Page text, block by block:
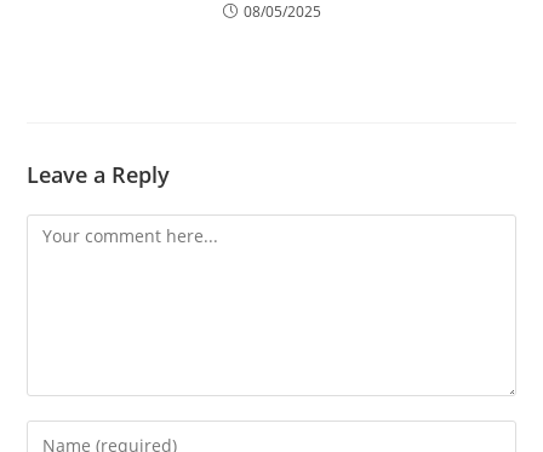
08/05/2025
Leave a Reply
Comment
Enter